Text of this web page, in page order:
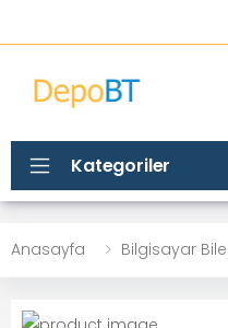
Kategoriler
Anasayfa Bilgisayar